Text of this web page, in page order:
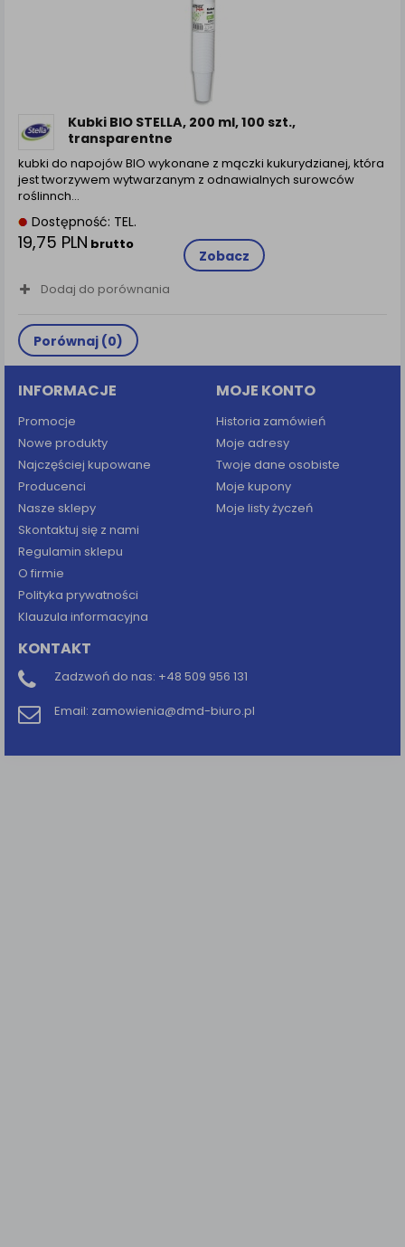
Kubki BIO STELLA, 200 ml, 100 szt.,
transparentne
kubki do napojów BIO wykonane z mączki kukurydzianej, która
jest tworzywem wytwarzanym z odnawialnych surowców
roślinnch…
Dostępność: TEL.
19,75 PLN brutto
Zobacz
Dodaj do porównania
Porównaj (0)
INFORMACJE
Promocje
Nowe produkty
Najczęściej kupowane
Producenci
Nasze sklepy
Skontaktuj się z nami
Regulamin sklepu
O firmie
Polityka prywatności
Klauzula informacyjna
MOJE KONTO
Historia zamówień
Moje adresy
Twoje dane osobiste
Moje kupony
Moje listy życzeń
KONTAKT
Zadzwoń do nas: +48 509 956 131
Email: zamowienia@dmd-biuro.pl